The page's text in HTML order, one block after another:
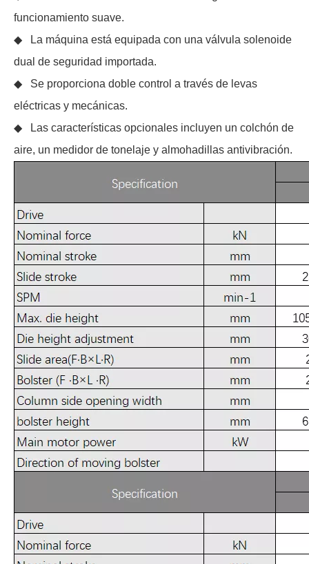
funcionamiento suave.
◆ La máquina está equipada con una válvula solenoide
dual de seguridad importada.
◆ Se proporciona doble control a través de levas
eléctricas y mecánicas.
◆ Las características opcionales incluyen un colchón de
aire, un medidor de tonelaje y almohadillas antivibración.